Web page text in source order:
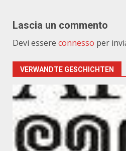
Lascia un commento
Devi essere connesso per
VERWANDTE GESCHICHTEN